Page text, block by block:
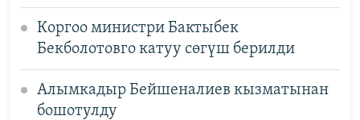
Коргоо министри Бактыбек
Бекболотовго катуу сөгүш берилди
Алымкадыр Бейшеналиев кызматынан
бошотулду